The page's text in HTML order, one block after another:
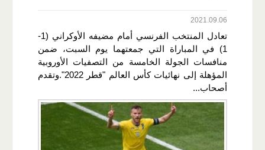
2021.09.06
تعادل المنتخب الفرنسي أمام مضيفه الأوكراني (1-
1) في المباراة التي جمعتهما يوم السبت، ضمن
منافسات الجولة الخامسة من التصفيات الأوروبية
المؤهلة إلى نهائيات كأس العالم "قطر 2022".وتقدم
أصحاب...